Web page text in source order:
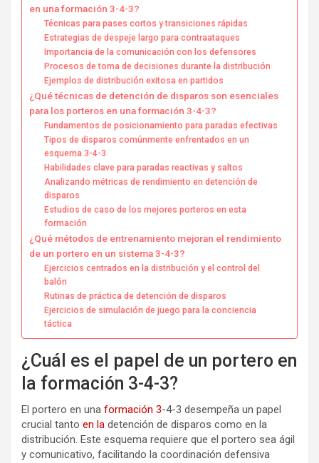
en una formación 3-4-3?
Técnicas para pases cortos y transiciones rápidas
Estrategias de despeje largo para contraataques
Importancia de la comunicación con los defensores
Procesos de toma de decisiones durante la distribución
Ejemplos de distribución exitosa en partidos
¿Qué técnicas de detención de disparos son esenciales
para los porteros en una formación 3-4-3?
Fundamentos de posicionamiento para paradas efectivas
Tipos de disparos comúnmente enfrentados en un
esquema 3-4-3
Habilidades clave para paradas reactivas y saltos
Analizando métricas de rendimiento en detención de
disparos
Estudios de caso de los mejores porteros en esta
formación
¿Qué métodos de entrenamiento mejoran el rendimiento
de un portero en un sistema 3-4-3?
Ejercicios centrados en la distribución y el control del
balón
Rutinas de práctica de detención de disparos
Ejercicios de simulación de juego para la conciencia
táctica
¿Cuál es el papel de un portero en
la formación 3-4-3?
El portero en una formación 3-4-3 desempeña un papel
crucial tanto en la detención de disparos como en la
distribución. Este esquema requiere que el portero sea ágil
y comunicativo, facilitando la coordinación defensiva